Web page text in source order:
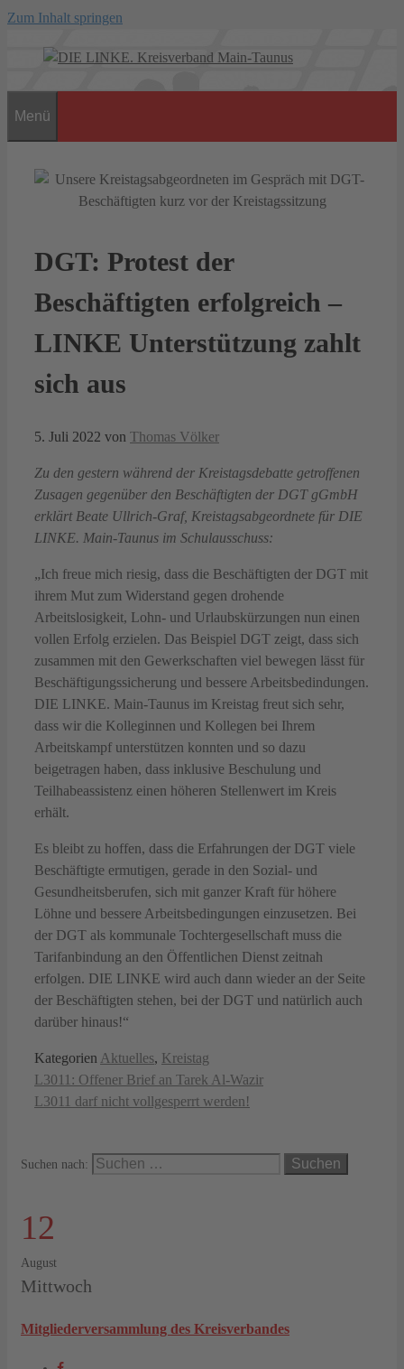
Zum Inhalt springen
Menü
DGT: Protest der
Beschäftigten erfolgreich –
LINKE Unterstützung zahlt
sich aus
5. Juli 2022 von Thomas Völker
Zu den gestern während der Kreistagsdebatte getroffenen
Zusagen gegenüber den Beschäftigten der DGT gGmbH
erklärt Beate Ullrich-Graf, Kreistagsabgeordnete für DIE
LINKE. Main-Taunus im Schulausschuss:
„Ich freue mich riesig, dass die Beschäftigten der DGT mit
ihrem Mut zum Widerstand gegen drohende
Arbeitslosigkeit, Lohn- und Urlaubskürzungen nun einen
vollen Erfolg erzielen. Das Beispiel DGT zeigt, dass sich
zusammen mit den Gewerkschaften viel bewegen lässt für
Beschäftigungssicherung und bessere Arbeitsbedindungen.
DIE LINKE. Main-Taunus im Kreistag freut sich sehr,
dass wir die Kolleginnen und Kollegen bei Ihrem
Arbeitskampf unterstützen konnten und so dazu
beigetragen haben, dass inklusive Beschulung und
Teilhabeassistenz einen höheren Stellenwert im Kreis
erhält.
Es bleibt zu hoffen, dass die Erfahrungen der DGT viele
Beschäftigte ermutigen, gerade in den Sozial- und
Gesundheitsberufen, sich mit ganzer Kraft für höhere
Löhne und bessere Arbeitsbedingungen einzusetzen. Bei
der DGT als kommunale Tochtergesellschaft muss die
Tarifanbindung an den Öffentlichen Dienst zeitnah
erfolgen. DIE LINKE wird auch dann wieder an der Seite
der Beschäftigten stehen, bei der DGT und natürlich auch
darüber hinaus!“
Kategorien Aktuelles, Kreistag
L3011: Offener Brief an Tarek Al-Wazir
L3011 darf nicht vollgesperrt werden!
Suchen nach:
12
August
Mittwoch
Mitgliederversammlung des Kreisverbandes